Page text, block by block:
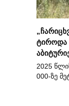
ტიროდა
2025
000-ზე